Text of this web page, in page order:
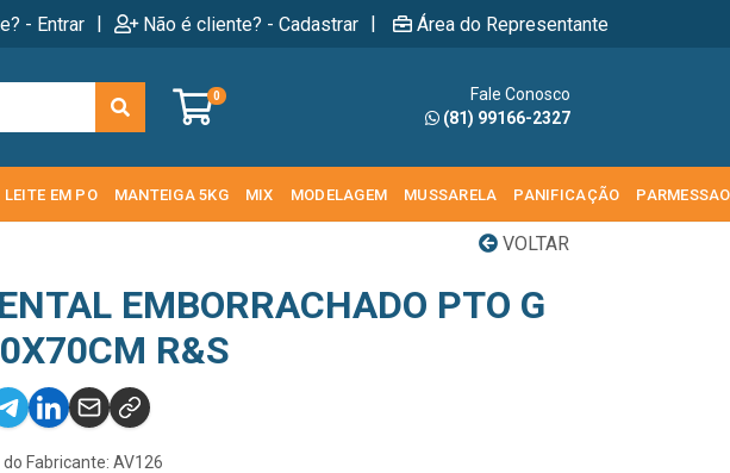
- Entrar | Não é cliente? - Cadastrar | Área do Representante
0
Fale Conosco
(81) 99166-2327
LEITE EM PO MANTEIGA 5KG MIX MODELAGEM MUSSARELA PANIFICAÇÃO PARMESSAO
VOLTAR
EMBORRACHADO PTO G
R&S
Fabricante: AV126